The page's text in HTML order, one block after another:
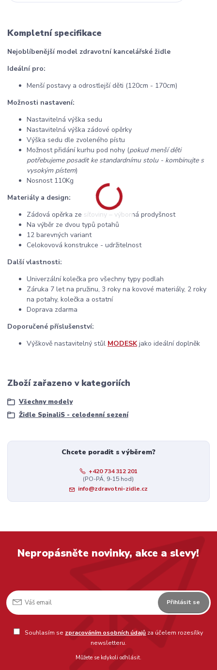
Kompletní specifikace
Nejoblíbenější model zdravotní kancelářské židle
Ideální pro:
Menší postavy a odrostlejší děti (120cm - 170cm)
Možnosti nastavení:
Nastavitelná výška sedu
Nastavitelná výška zádové opěrky
Výška sedu dle zvoleného pístu
Možnost přidání kurhu pod nohy (pokud menší děti
potřebujeme posadit ke standardnímu stolu - kombinujte s
vysokým pístem)
Nosnost 110Kg
Materiály a design:
Zádová opěrka ze síťoviny – výborná prodyšnost
Na výběr ze dvou typů potahů
12 barevných variant
Celokovová konstrukce - udržitelnost
Další vlastnosti:
Univerzální kolečka pro všechny typy podlah
Záruka 7 let na pružinu, 3 roky na kovové materiály, 2 roky
na potahy, kolečka a ostatní
Doprava zdarma
Doporučené příslušenství:
Výškově nastavitelný stůl MODESKjako ideální doplněk
Zboží zařazeno v kategoriích
Všechny modely
Židle SpinaliS - celodenní sezení
Chcete poradit s výběrem?
+420 734 312 201
(PO-PÁ, 9-15 hod)
info@zdravotni-zidle.cz
Nepropásněte novinky, akce a slevy!
Přihlásit se
Souhlasím se zpracováním osobních údajů za účelem rozesílky
newsletteru.
Můžete se kdykoli odhlásit.